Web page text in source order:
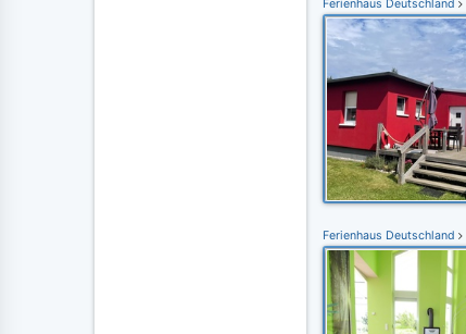
Ferienhaus Deutschland
Ferienhaus Deutschland